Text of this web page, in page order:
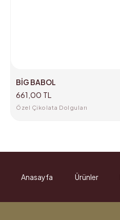
BİG BABOL
661,00 TL
Özel Çikolata Dolguları
Anasayfa Ürünler